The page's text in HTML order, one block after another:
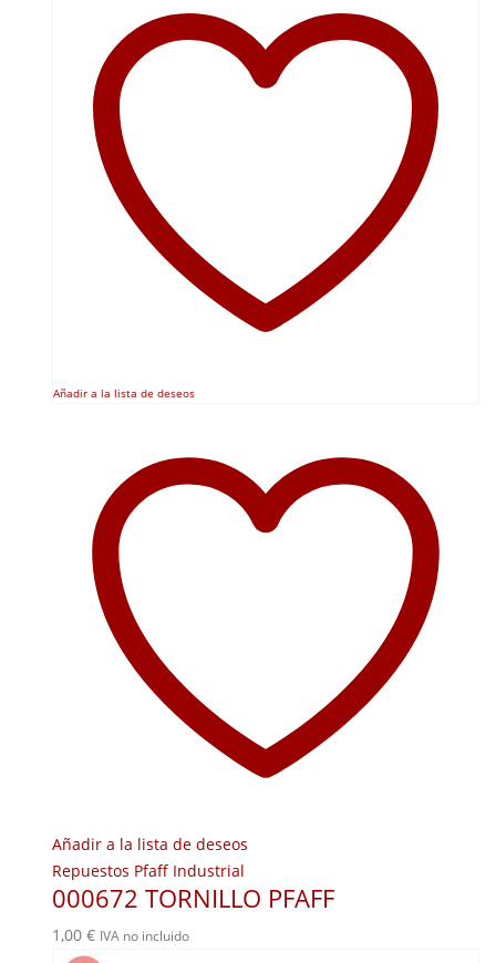
Añadir a la lista de deseos
Añadir a la lista de deseos
Repuestos Pfaff Industrial
000672 TORNILLO PFAFF
1,00 € IVA no incluido